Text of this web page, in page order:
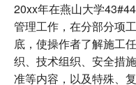
20xx年在燕山大学
管理工作，在分部分项
底，使操作者了解施工
织、技术组织、安全措
准等内容，以及特殊、